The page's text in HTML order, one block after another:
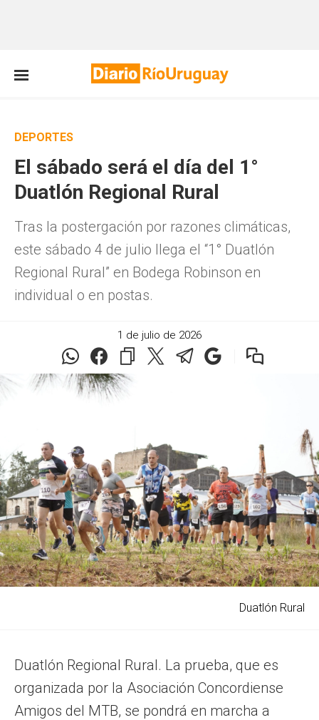
DEPORTES
El sábado será el día del 1°
Duatlón Regional Rural
Tras la postergación por razones climáticas,
este sábado 4 de julio llega el “1° Duatlón
Regional Rural” en Bodega Robinson en
individual o en postas.
1 de julio de 2026
Duatlón Rural
Duatlón Regional Rural. La prueba, que es
organizada por la Asociación Concordiense
Amigos del MTB, se pondrá en marcha a